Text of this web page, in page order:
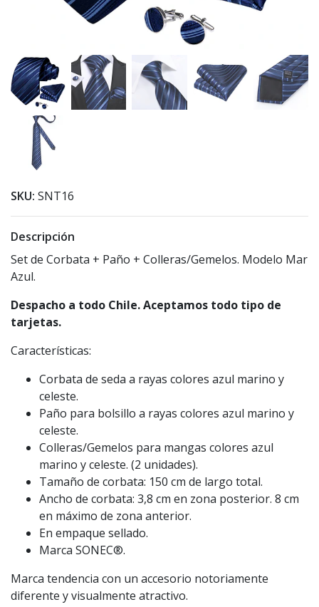
SKU: SNT16
Descripción
Set de Corbata + Paño + Colleras/Gemelos. Modelo Mar
Azul.
Despacho a todo Chile. Aceptamos todo tipo de
tarjetas.
Características:
Corbata de seda a rayas colores azul marino y
celeste.
Paño para bolsillo a rayas colores azul marino y
celeste.
Colleras/Gemelos para mangas colores azul
marino y celeste. (2 unidades).
Tamaño de corbata: 150 cm de largo total.
Ancho de corbata: 3,8 cm en zona posterior. 8 cm
en máximo de zona anterior.
En empaque sellado.
Marca SONEC®.
Marca tendencia con un accesorio notoriamente
diferente y visualmente atractivo.